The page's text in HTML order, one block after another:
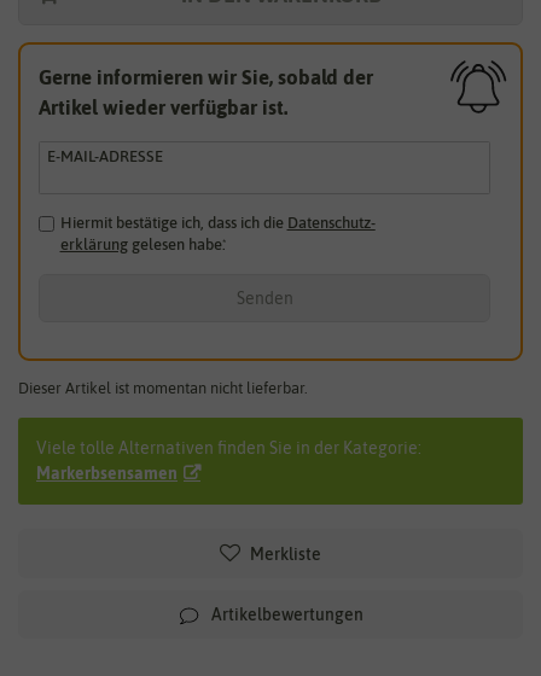
Gerne informieren wir Sie, sobald der
Artikel wieder verfügbar ist.
E-MAIL-ADRESSE
Hiermit bestätige ich, dass ich die Daten­schutz­
erklärunggelesen habe.*
Senden
Dieser Artikel ist momentan nicht lieferbar.
Viele tolle Alternativen finden Sie in der Kategorie:
Markerbsensamen
Merkliste
Artikelbewertungen